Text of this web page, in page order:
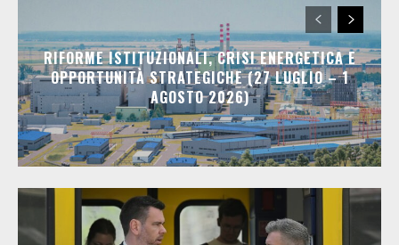
RIFORME ISTITUZIONALI, CRISI ENERGETICA E
OPPORTUNITÀ STRATEGICHE (27 LUGLIO – 1
AGOSTO 2026)